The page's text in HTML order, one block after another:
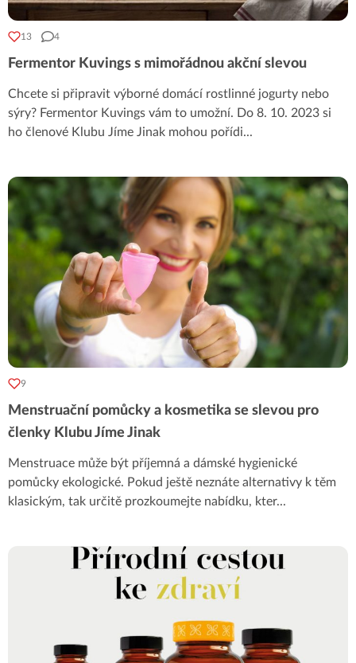
13 4
Fermentor Kuvings s mimořádnou akční slevou
Chcete si připravit výborné domácí rostlinné jogurty nebo
sýry? Fermentor Kuvings vám to umožní. Do 8. 10. 2023 si
ho členové Klubu Jíme Jinak mohou pořídi...
9
Menstruační pomůcky a kosmetika se slevou pro
členky Klubu Jíme Jinak
Menstruace může být příjemná a dámské hygienické
pomůcky ekologické. Pokud ještě neznáte alternativy k těm
klasickým, tak určitě prozkoumejte nabídku, kter...